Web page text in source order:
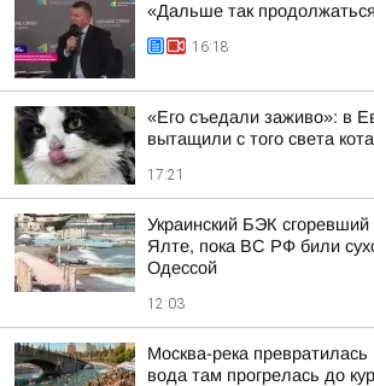
«Дальше так
16:18
«Его съедали заживо»: в
вытащили с того света
17:21
Украинский БЭК
Ялте, пока ВС РФ били
Одессой
12:03
Москва-река
вода там прогрелась до